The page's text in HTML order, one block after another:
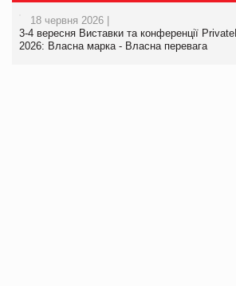
18 червня 2026 |
3-4 вересня Виставки та конференції
2026: Власна марка - Власна перевага